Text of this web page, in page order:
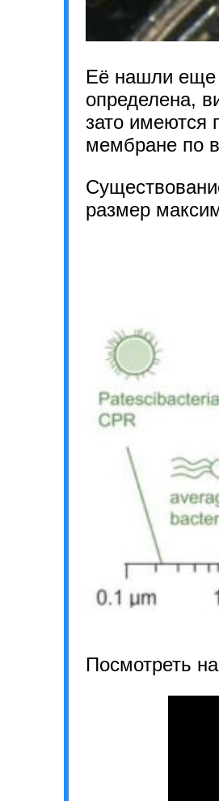
Её нашли еще
определена,
зато имеются
мембране по
размер
Посмотреть